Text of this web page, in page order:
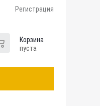
Регистрация
Корзина
пуста